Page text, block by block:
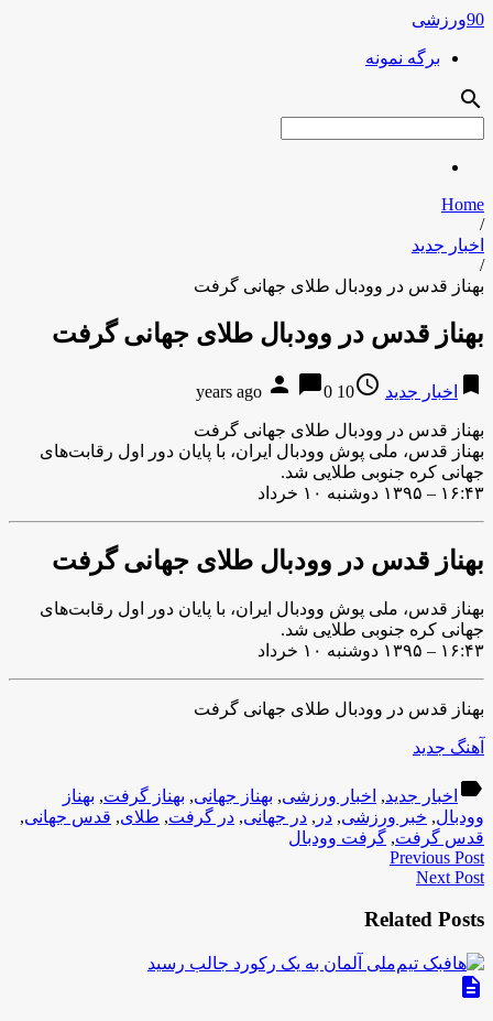
90ورزشی
برگه نمونه
search
Home
/
اخبار جدید
/
بهناز قدس در وودبال طلای جهانی گرفت
بهناز قدس در وودبال طلای جهانی گرفت
bookmark اخبار جدید access_time
10 years ago
person chat_bubble0
بهناز قدس در وودبال طلای جهانی گرفت
بهناز قدس، ملی پوش وودبال ایران، با پایان دور اول رقابت‌های
جهانی کره جنوبی طلایی شد.
۱۶:۴۳ – ۱۳۹۵ دوشنبه ۱۰ خرداد
بهناز قدس در وودبال طلای جهانی گرفت
بهناز قدس، ملی پوش وودبال ایران، با پایان دور اول رقابت‌های
جهانی کره جنوبی طلایی شد.
۱۶:۴۳ – ۱۳۹۵ دوشنبه ۱۰ خرداد
بهناز قدس در وودبال طلای جهانی گرفت
آهنگ جدید
label اخبار جدید, اخبار ورزشی, بهناز جهانی, بهناز گرفت, بهناز
وودبال, خبر ورزشی, در , در جهانی, در گرفت, طلای, قدس جهانی,
قدس گرفت, گرفت وودبال
Previous Post
Next Post
Related Posts
description